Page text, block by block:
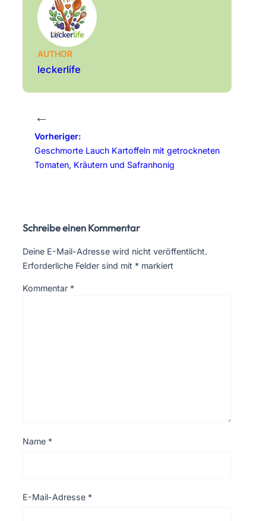
AUTHOR
leckerlife
←
Vorheriger:
Geschmorte Lauch Kartoffeln mit getrockneten
Tomaten, Kräutern und Safranhonig
Schreibe einen Kommentar
Deine E-Mail-Adresse wird nicht veröffentlicht.
Erforderliche Felder sind mit * markiert
Kommentar *
Name *
E-Mail-Adresse *